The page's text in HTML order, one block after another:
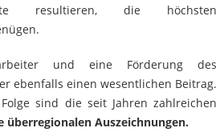
resultieren, die höchsten
und eine Förderung des
ebenfalls einen wesentlichen Beitrag.
sind die seit Jahren zahlreichen
überregionalen Auszeichnungen.